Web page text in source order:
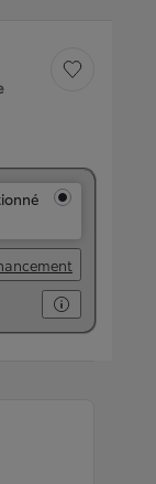
Sauvegarder le